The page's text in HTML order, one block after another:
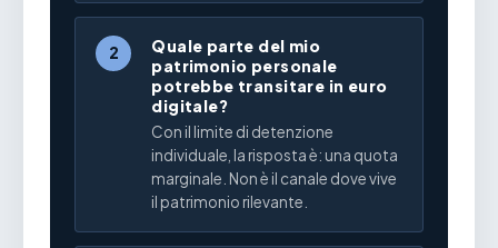
2
Quale parte del mio
patrimonio personale
potrebbe transitare in euro
digitale?
Con il limite di detenzione
individuale, la risposta è: una quota
marginale. Non è il canale dove vive
il patrimonio rilevante.